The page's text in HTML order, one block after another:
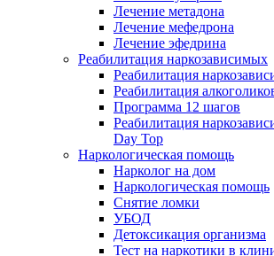
Лечение метадона
Лечение мефедрона
Лечение эфедрина
Реабилитация наркозависимых
Реабилитация
Реабилитация
Программа 12 шагов
Реабилитация
Day Top
Наркологическая помощь
Нарколог на дом
Наркологическая помощь
Снятие ломки
УБОД
Детоксикация организма
Тест на наркотики в